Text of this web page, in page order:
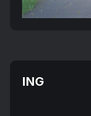
ING